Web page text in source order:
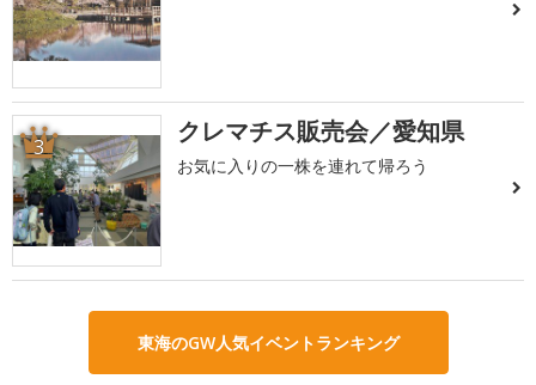
3 クレマチス販売会／愛知県
お気に入りの一株を連れて帰ろう
東海のGW人気イベントランキング